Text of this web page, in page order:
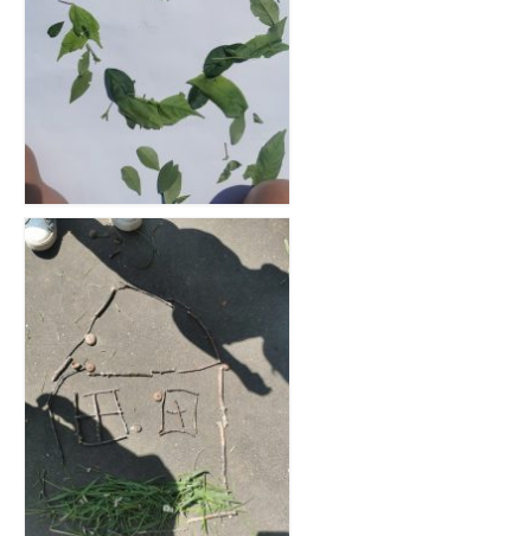
Accueillir la biodiversité
Les nichoirs
Les hôtels à insectes ou mini refuges
Les jachères fleuries
Le composteur
La haie
Activités autour du jardin
Observer la nature et sa biodiversité
Oiseaux
Mammifères
Invertébrés